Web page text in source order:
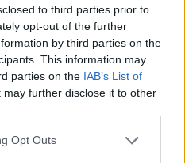
to third parties prior to
opt-out of the further
by third parties on the
This information may
parties on the IAB’s List of
may further disclose it to other
Opt Outs
i Risør